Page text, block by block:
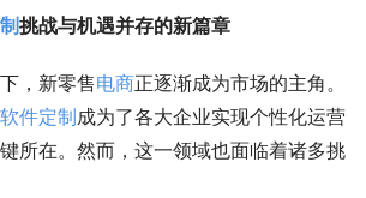
挑战与机遇并存的新篇章
，新零售电商正逐渐成为市场的主角。
软件定制成为了各大企业实现个性化运营
所在。然而，这一领域也面临着诸多挑